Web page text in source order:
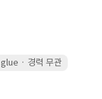
glue · 경력 무관